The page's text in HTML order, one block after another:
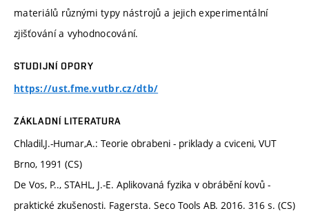
materiálů různými typy nástrojů a jejich experimentální
zjišťování a vyhodnocování.
STUDIJNÍ OPORY
https://ust.fme.vutbr.cz/dtb/
ZÁKLADNÍ LITERATURA
Chladil,J.-Humar,A.: Teorie obrabeni - priklady a cviceni, VUT
Brno, 1991 (CS)
De Vos, P.., STAHL, J.-E. Aplikovaná fyzika v obrábění kovů -
praktické zkušenosti. Fagersta. Seco Tools AB. 2016. 316 s. (CS)